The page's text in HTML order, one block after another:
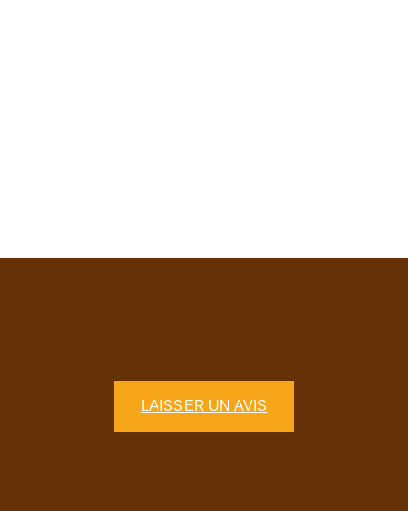
LAISSER UN AVIS